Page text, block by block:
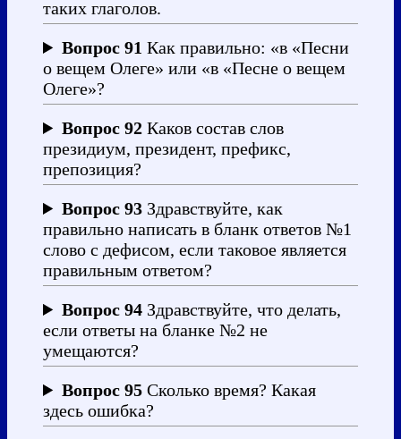
таких глаголов.
Вопрос 91 Как правильно: «в «Песни
о вещем Олеге» или «в «Песне о вещем
Олеге»?
Вопрос 92 Каков состав слов
президиум, президент, префикс,
препозиция?
Вопрос 93 Здравствуйте, как
правильно написать в бланк ответов №1
слово с дефисом, если таковое является
правильным ответом?
Вопрос 94 Здравствуйте, что делать,
если ответы на бланке №2 не
умещаются?
Вопрос 95 Сколько время? Какая
здесь ошибка?